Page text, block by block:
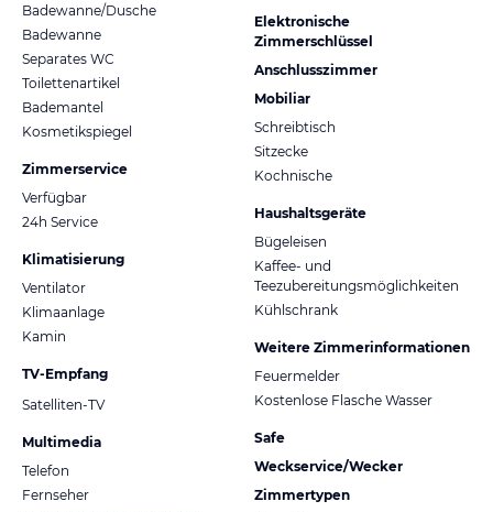
Badewanne/Dusche
Badewanne
Separates WC
Toilettenartikel
Bademantel
Kosmetikspiegel
Zimmerservice
Verfügbar
24h Service
Klimatisierung
Ventilator
Klimaanlage
Kamin
TV-Empfang
Satelliten-TV
Multimedia
Telefon
Fernseher
Elektronische
Zimmerschlüssel
Anschlusszimmer
Mobiliar
Schreibtisch
Sitzecke
Kochnische
Haushaltsgeräte
Bügeleisen
Kaffee- und
Teezubereitungsmöglichkeiten
Kühlschrank
Weitere Zimmerinformationen
Feuermelder
Kostenlose Flasche Wasser
Safe
Weckservice/Wecker
Zimmertypen